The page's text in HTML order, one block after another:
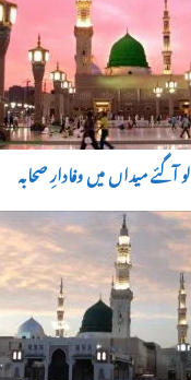
لو آگئے میداں میں وفادارِ صحابہ